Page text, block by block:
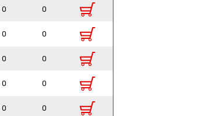
0 0
0 0
0 0
0 0
0 0